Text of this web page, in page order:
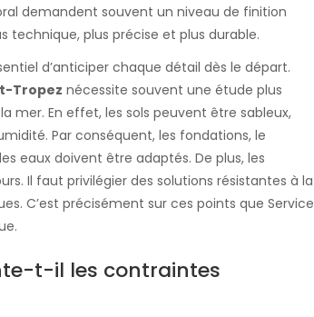
demandent souvent un niveau de finition
technique, plus précise et plus durable.
d’anticiper chaque détail dès le départ.
Tropez nécessite souvent une étude plus
mer. En effet, les sols peuvent être sableux,
Par conséquent, les fondations, le
eaux doivent être adaptés. De plus, les
Il faut privilégier des solutions résistantes à la
C’est précisément sur ces points que Service
t-il les contraintes